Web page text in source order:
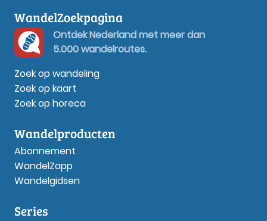
WandelZoekpagina
Ontdek Nederland met meer dan
5.000 wandelroutes.
Zoek op wandeling
Zoek op kaart
Zoek op horeca
Wandelproducten
Abonnement
WandelZapp
Wandelgidsen
Series